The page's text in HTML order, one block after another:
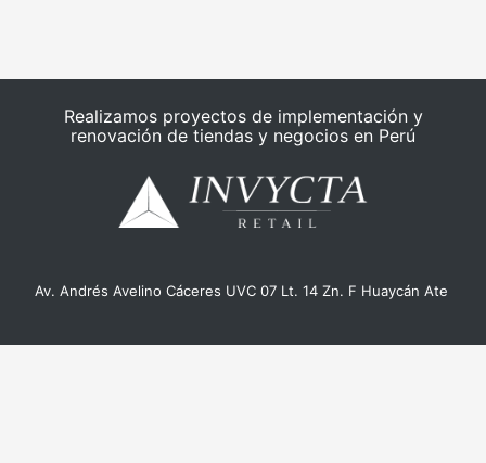
Realizamos proyectos de implementación y
renovación de tiendas y negocios en Perú
Av. Andrés Avelino Cáceres UVC 07 Lt. 14 Zn. F Huaycán Ate